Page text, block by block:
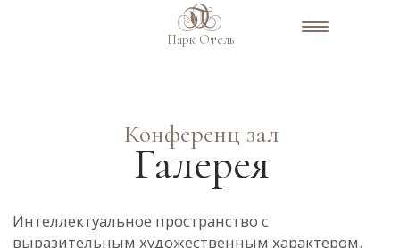
Парк Отель
Галерея
Интеллектуальное пространство с
выразительным художественным характером.
— здесь деловые встречи приобретают особую
глубину, а идеи рождаются легче и смелее.